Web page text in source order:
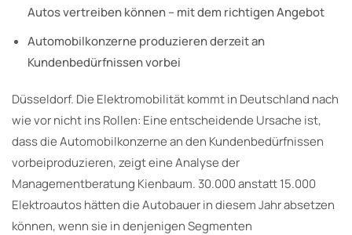
Autos vertreiben können – mit dem richtigen Angebot
Automobilkonzerne produzieren derzeit an
Kundenbedürfnissen vorbei
Düsseldorf. Die Elektromobilität kommt in Deutschland nach
wie vor nicht ins Rollen: Eine entscheidende Ursache ist,
dass die Automobilkonzerne an den Kundenbedürfnissen
vorbeiproduzieren, zeigt eine Analyse der
Managementberatung Kienbaum. 30.000 anstatt 15.000
Elektroautos hätten die Autobauer in diesem Jahr absetzen
können, wenn sie in denjenigen Segmenten